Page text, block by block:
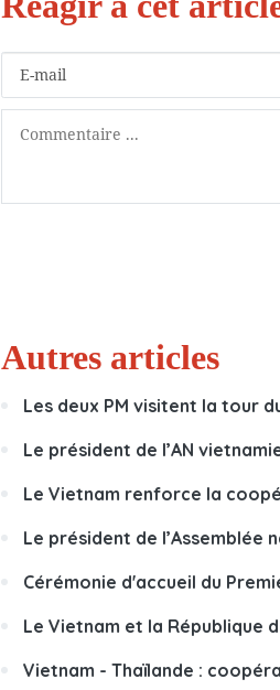
Autres articles
Les deux PM visitent la tour
Le président de l’AN
Le Vietnam renforce la
Le président de
Cérémonie d'accueil du
Le Vietnam et la
Vietnam - Thaïlande :